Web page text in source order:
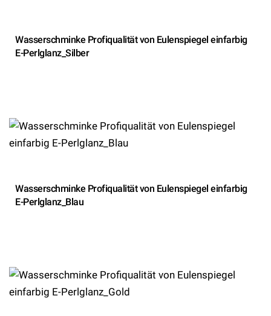
Wasserschminke Profiqualität von Eulenspiegel einfarbig
E-Perlglanz_Silber
Wasserschminke Profiqualität von Eulenspiegel einfarbig
E-Perlglanz_Blau